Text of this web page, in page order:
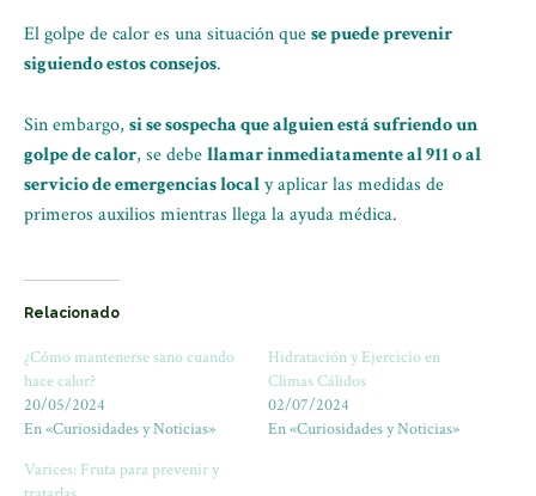
El golpe de calor es una situación quese puede prevenir
siguiendo estos consejos.
Sin embargo, si se sospecha que alguien está sufriendo un
golpe de calor, se debellamar inmediatamente al 911 o al
servicio de emergencias localy aplicar las medidas de
primeros auxilios mientras llega la ayuda médica.
Relacionado
¿Cómo mantenerse sano cuando
hace calor?
20/05/2024
En «Curiosidades y Noticias»
Hidratación y Ejercicio en
Climas Cálidos
02/07/2024
En «Curiosidades y Noticias»
Varices: Fruta para prevenir y